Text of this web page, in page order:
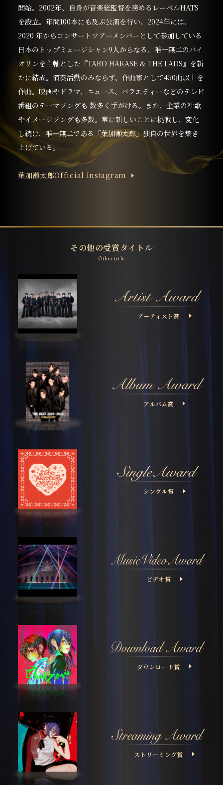
開始。2002年、自身が音楽総監督を務めるレーベルHATS
を設立。年間100本にも及ぶ公演を行い、2024年には、
2020 年からコンサートツアーメンバーとして参加している
日本のトップミュージシャン9人からなる、唯一無二のバイ
オリンを主軸とした『TARO HAKASE & THE LADS』を新
たに結成。演奏活動のみならず、作曲家として450曲以上を
作曲。映画やドラマ、ニュース、バラエティーなどのテレビ
番組のテーマソングも 数多く手がける。また、企業の社歌
やイメージソングも多数。常に新しいことに挑戦し、変化
し続け、唯一無二である「葉加瀬太郎」独自の世界を築き
上げている。
葉加瀬太郎Official Instagram
その他の受賞タイトル
Other title
アーティスト賞
アルバム賞
シングル賞
ビデオ賞
ダウンロード賞
ストリーミング賞